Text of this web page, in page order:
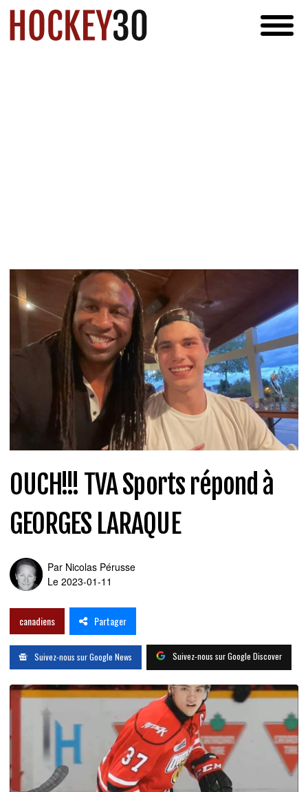
OUCH!!! TVA Sports répond à
GEORGES LARAQUE
Par Nicolas Pérusse
Le 2023-01-11
canadiens Partager
Suivez-nous sur Google News Suivez-nous sur Google Discover